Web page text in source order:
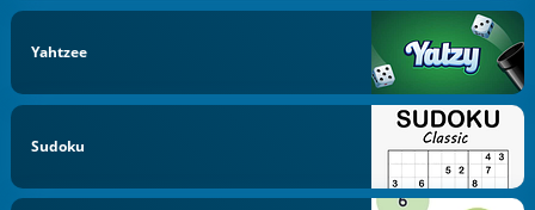
Yahtzee
Sudoku